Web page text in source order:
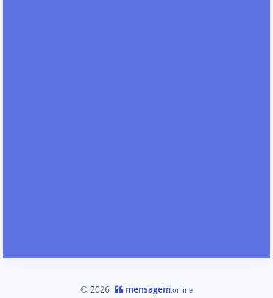
© 2026 mensagem.online